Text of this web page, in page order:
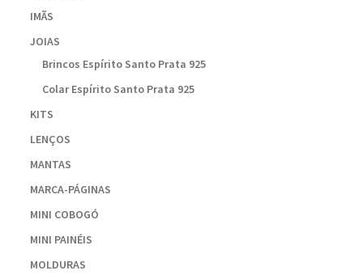
IMÃS
JOIAS
Brincos Espírito Santo Prata 925
Colar Espírito Santo Prata 925
KITS
LENÇOS
MANTAS
MARCA-PÁGINAS
MINI COBOGÓ
MINI PAINÉIS
MOLDURAS